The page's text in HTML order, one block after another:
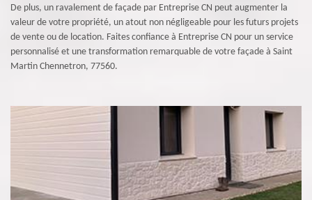
De plus, un ravalement de façade par Entreprise CN peut augmenter la
valeur de votre propriété, un atout non négligeable pour les futurs projets
de vente ou de location. Faites confiance à Entreprise CN pour un service
personnalisé et une transformation remarquable de votre façade à Saint
Martin Chennetron, 77560.